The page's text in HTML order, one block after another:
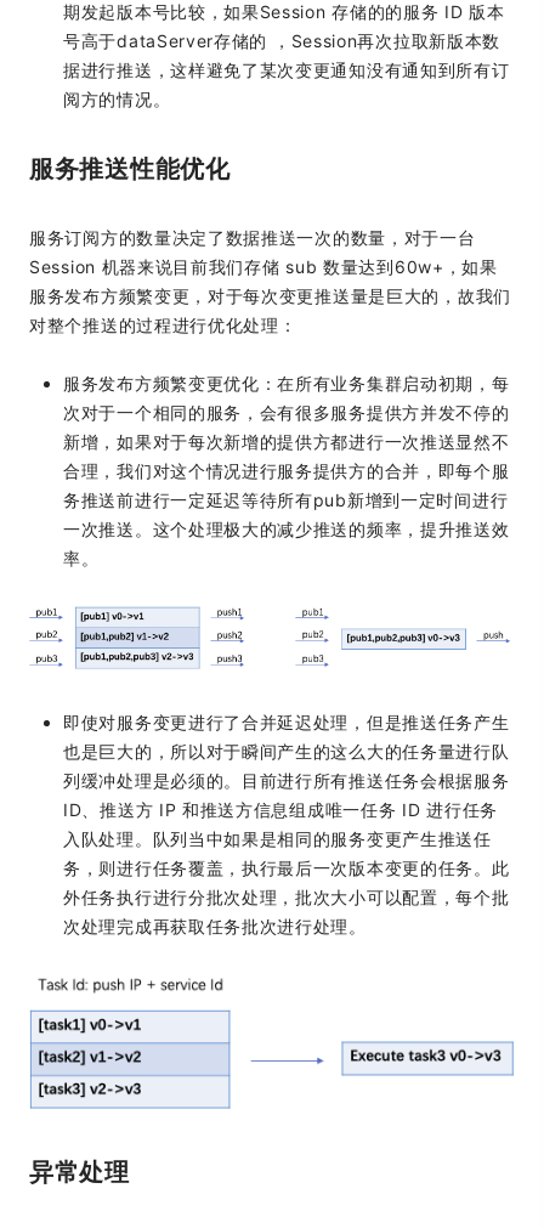
期发起版本号比较，如果Session 存储的的服务 ID 版本
号高于dataServer存储的 ，Session再次拉取新版本数
据进行推送，这样避免了某次变更通知没有通知到所有订
阅方的情况。
服务推送性能优化
服务订阅方的数量决定了数据推送一次的数量，对于一台
Session 机器来说目前我们存储 sub 数量达到60w+，如果
服务发布方频繁变更，对于每次变更推送量是巨大的，故我们
对整个推送的过程进行优化处理：
服务发布方频繁变更优化：在所有业务集群启动初期，每
次对于一个相同的服务，会有很多服务提供方并发不停的
新增，如果对于每次新增的提供方都进行一次推送显然不
合理，我们对这个情况进行服务提供方的合并，即每个服
务推送前进行一定延迟等待所有pub新增到一定时间进行
一次推送。这个处理极大的减少推送的频率，提升推送效
率。
即使对服务变更进行了合并延迟处理，但是推送任务产生
也是巨大的，所以对于瞬间产生的这么大的任务量进行队
列缓冲处理是必须的。目前进行所有推送任务会根据服务
ID、推送方 IP 和推送方信息组成唯一任务 ID 进行任务
入队处理。队列当中如果是相同的服务变更产生推送任
务，则进行任务覆盖，执行最后一次版本变更的任务。此
外任务执行进行分批次处理，批次大小可以配置，每个批
次处理完成再获取任务批次进行处理。
异常处理